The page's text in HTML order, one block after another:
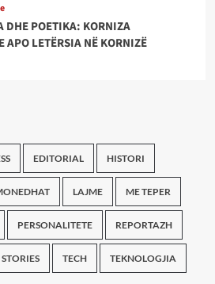
DHE POETIKA: KORNIZA
APO LETËRSIA NË KORNIZË
EDITORIAL HISTORI
LAJME ME TEPER
PERSONALITETE REPORTAZH
STORIES TECH TEKNOLOGJIA